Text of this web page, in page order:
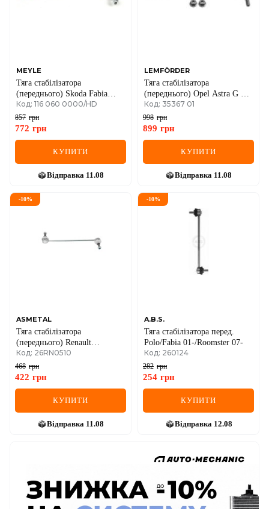
MEYLE
Тяга стабілізатора
(переднього) Skoda Fabia
99-/Roomster 06-15/Rapid
12-/VW Polo 01-
Код: 116 060 0000/HD
857 грн
772 грн
КУПИТИ
Відправка 11.08
LEMFÖRDER
Тяга стабілізатора
(переднього) Opel Astra G 98-
(пластмас.)
Код: 35367 01
998 грн
899 грн
КУПИТИ
Відправка 11.08
-10%
ASMETAL
Тяга стабілізатора
(переднього) Renault
Trafic/Opel Vivaro 01-
Код: 26RN0510
468 грн
422 грн
КУПИТИ
Відправка 11.08
-10%
A.B.S.
Тяга стабілізатора перед.
Polo/Fabia 01-/Roomster 07-
Код: 260124
282 грн
254 грн
КУПИТИ
Відправка 12.08